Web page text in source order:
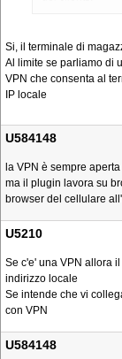
Si, il terminale di
Al limite se parliamo di
VPN che consenta al
IP locale
U584148
la VPN è sempre
ma il plugin lavora su
browser del cellulare
U5210
Se c'e' una VPN allora
indirizzo locale
Se intende che vi
con VPN
U584148